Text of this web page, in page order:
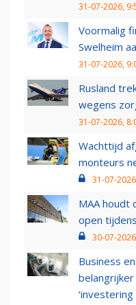
31-07-2026,
Voormalig
Swelheim
31-07-2026,
Rusland
wegens
31-07-2026,
Wachttijd
monteurs
31-07-
MAA houdt
open
30-07-
Business
belangrijker